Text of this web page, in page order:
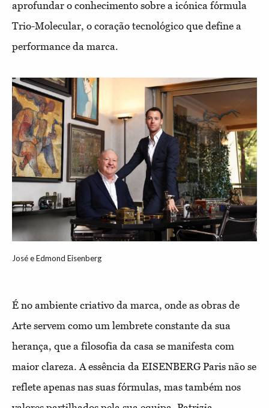
aprofundar o conhecimento sobre a icónica fórmula
Trio-Molecular, o coração tecnológico que define a
performance da marca.
José e Edmond Eisenberg
É no ambiente criativo da marca, onde as obras de
Arte servem como um lembrete constante da sua
herança, que a filosofia da casa se manifesta com
maior clareza. A essência da EISENBERG Paris não se
reflete apenas nas suas fórmulas, mas também nos